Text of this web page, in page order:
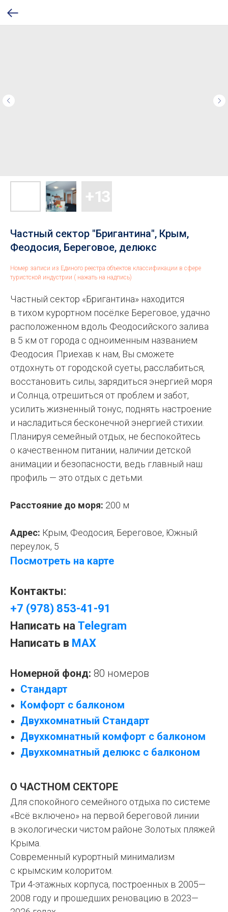
Частный сектор "Бригантина", Крым,
Феодосия, Береговое, делюкс
Номер записи из Единого реестра объектов классификации в сфере
туристской индустрии ( нажать на надпись)
Частный сектор «Бригантина» находится
в тихом курортном посёлке Береговое, удачно
расположенном вдоль Феодосийского залива
в 5 км от города с одноименным названием
Феодосия. Приехав к нам, Вы сможете
отдохнуть от городской суеты, расслабиться,
восстановить силы, зарядиться энергией моря
и Солнца, отрешиться от проблем и забот,
усилить жизненный тонус, поднять настроение
и насладиться бесконечной энергией стихии.
Планируя семейный отдых, не беспокойтесь
о качественном питании, наличии детской
анимации и безопасности, ведь главный наш
профиль — это отдых с детьми.
Расстояние до моря: 200 м
Адрес: Крым, Феодосия, Береговое, Южный
переулок, 5
Посмотреть на карте
Контакты:
+7 (978) 853-41-91
Написать на Telegram
Написать в MAX
Номерной фонд: 80 номеров
Стандарт
Комфорт с балконом
Двухкомнатный Стандарт
Двухкомнатный комфорт с балконом
Двухкомнатный делюкс с балконом
О ЧАСТНОМ СЕКТОРЕ
Для спокойного семейного отдыха по системе
«Всё включено» на первой береговой линии
в экологически чистом районе Золотых пляжей
Крыма.
Современный курортный минимализм
с крымским колоритом.
Три 4-этажных корпуса, построенных в 2005—
2008 году и прошедших реновацию в 2023—